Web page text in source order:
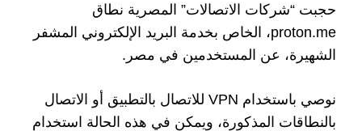
حجبت “شركات الاتصالات” المصرية نطاق
proton.me، الخاص بخدمة البريد الإلكتروني المشفر
الشهيرة، عن المستخدمين في مصر.
نوصي باستخدام VPN للاتصال بالتطبيق أو الاتصال
بالنطاقات المذكورة، ويمكن في هذه الحالة استخدام